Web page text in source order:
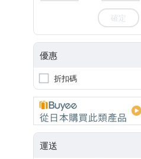
確定
優惠
折扣碼
運送